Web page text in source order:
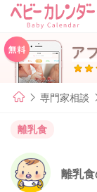
専門家相談
離乳食
離乳